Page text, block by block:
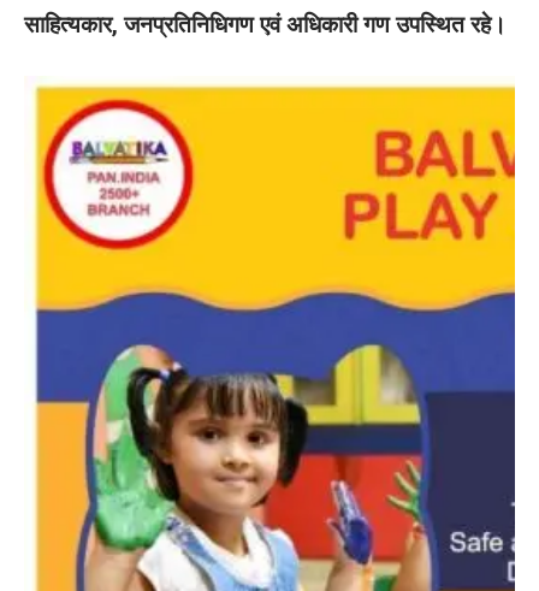
साहित्यकार, जनप्रतिनिधिगण एवं अधिकारी गण उपस्थित रहे।